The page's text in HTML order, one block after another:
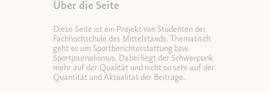
Über die Seite
Diese Seite ist ein Projekt von Studenten der
Fachhochschule des Mittelstands. Thematisch
geht es um Sportberichterstattung bzw.
Sportjournalismus. Dabei liegt der Schwerpunk
mehr auf der Qualität und nicht so sehr auf der
Quantität und Aktualität der Beiträge.